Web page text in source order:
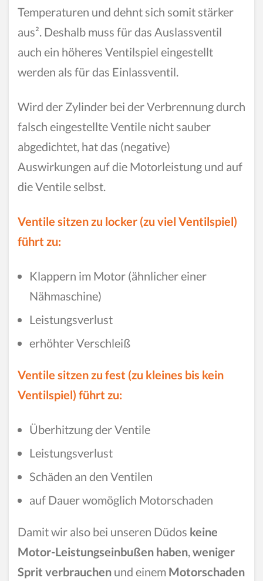
Temperaturen und dehnt sich somit stärker
aus². Deshalb muss für das Auslassventil
auch ein höheres Ventilspiel eingestellt
werden als für das Einlassventil.
Wird der Zylinder bei der Verbrennung durch
falsch eingestellte Ventile nicht sauber
abgedichtet, hat das (negative)
Auswirkungen auf die Motorleistung und auf
die Ventile selbst.
Ventile sitzen zu locker (zu viel Ventilspiel)
führt zu:
Klappern im Motor (ähnlicher einer
Nähmaschine)
Leistungsverlust
erhöhter Verschleiß
Ventile sitzen zu fest (zu kleines bis kein
Ventilspiel) führt zu:
Überhitzung der Ventile
Leistungsverlust
Schäden an den Ventilen
auf Dauer womöglich Motorschaden
Damit wir also bei unseren Düdos keine
Motor-Leistungseinbußen haben,weniger
Sprit verbrauchen und einem Motorschaden